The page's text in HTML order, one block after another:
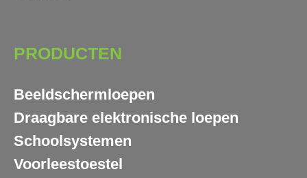
PRODUCTEN
Beeldschermloepen
Draagbare elektronische loepen
Schoolsystemen
Voorleestoestel